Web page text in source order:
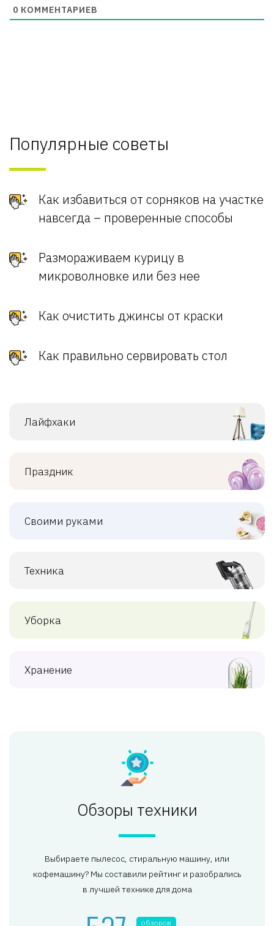
0 КОММЕНТАРИЕВ
Популярные советы
Как избавиться от сорняков на участке
навсегда – проверенные способы
Размораживаем курицу в
микроволновке или без нее
Как очистить джинсы от краски
Как правильно сервировать стол
Лайфхаки
Праздник
Своими руками
Техника
Уборка
Хранение
Обзоры техники
Выбираете пылесос, стиральную машину, или
кофемашину? Мы составили рейтинг и разобрались
в лучшей технике для дома
обзоров